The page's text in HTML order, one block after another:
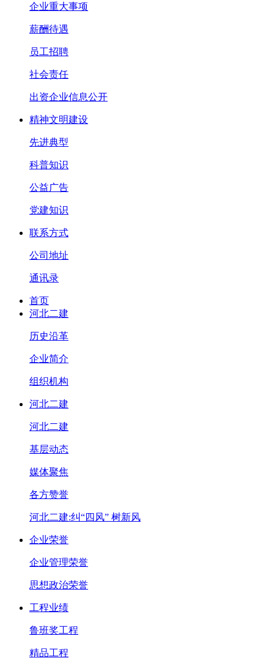
企业重大事项
薪酬待遇
员工招聘
社会责任
出资企业信息公开
精神文明建设
先进典型
科普知识
公益广告
党建知识
联系方式
公司地址
通讯录
首页
河北二建
历史沿革
企业简介
组织机构
河北二建
河北二建
基层动态
媒体聚焦
各方赞誉
河北二建:纠“四风” 树新风
企业荣誉
企业管理荣誉
思想政治荣誉
工程业绩
鲁班奖工程
精品工程